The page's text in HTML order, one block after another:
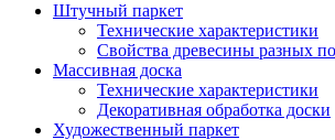
Штучный паркет
Технические характеристики
Свойства древесины разных
Массивная доска
Технические характеристики
Декоративная обработка доски
Художественный паркет